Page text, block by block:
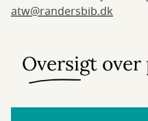
atw@randersbib.dk
Oversigt